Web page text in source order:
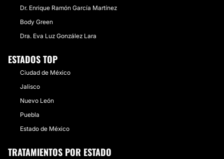
Dr. Enrique Ramón García Martínez
Body Green
Dra. Eva Luz González Lara
ESTADOS TOP
Ciudad de México
Jalisco
Nuevo León
Puebla
Estado de México
TRATAMIENTOS POR ESTADO